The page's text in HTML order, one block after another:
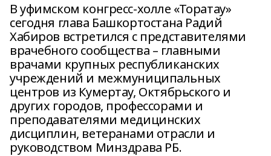
В уфимском конгресс-холле «Торатау»
сегодня глава Башкортостана Радий
Хабиров встретился с представителями
врачебного сообщества – главными
врачами крупных республиканских
учреждений и межмуниципальных
центров из Кумертау, Октябрьского и
других городов, профессорами и
преподавателями медицинских
дисциплин, ветеранами отрасли и
руководством Минздрава РБ.